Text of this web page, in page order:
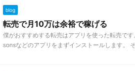
blog
転売で月10万は余裕で稼げる
僕がおすすめする転売はアプリを使った転売で
sonsなどのアプリをまずインストールします。